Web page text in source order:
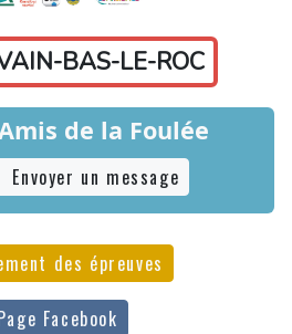
BAS-LE-ROC
de la Foulée
Envoyer un message
des épreuves
Facebook